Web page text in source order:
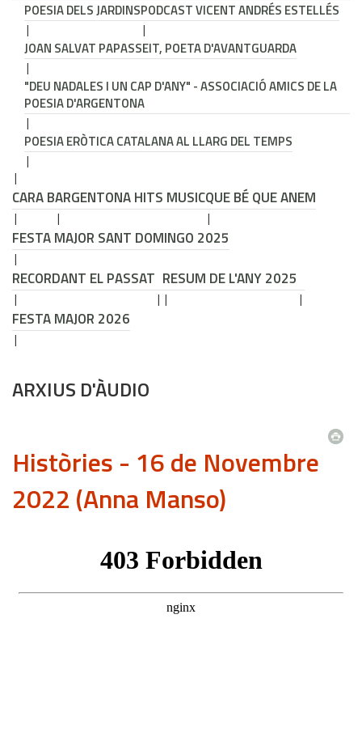
POESIA DELS JARDINSPODCAST VICENT ANDRÉS ESTELLÉS
JOAN SALVAT PAPASSEIT, POETA D'AVANTGUARDA
"DEU NADALES I UN CAP D'ANY" - ASSOCIACIÓ AMICS DE LA
POESIA D'ARGENTONA
POESIA ERÒTICA CATALANA AL LLARG DEL TEMPS
CARA BARGENTONA HITS MUSICQUE BÉ QUE ANEM
FESTA MAJOR SANT DOMINGO 2025
RECORDANT EL PASSAT RESUM DE L'ANY 2025
FESTA MAJOR 2026
ARXIUS D'ÀUDIO
Històries - 16 de Novembre
2022 (Anna Manso)